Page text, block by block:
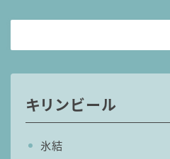
ー196℃ 瞬間凍結
CRAFT－196℃
キリンビール
氷結